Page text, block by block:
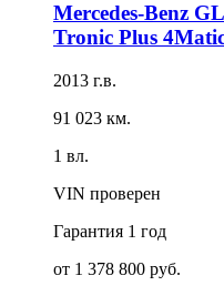
Mercedes-Benz
Tronic Plus
2013 г.в.
91 023 км.
1 вл.
VIN проверен
Гарантия 1 год
от 1 378 800 руб.